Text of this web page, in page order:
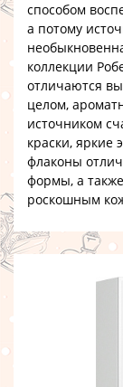
способом
а потому
коллекции
отличаются
целом,
источником
краски, яркие
флаконы
формы, а
роскошным